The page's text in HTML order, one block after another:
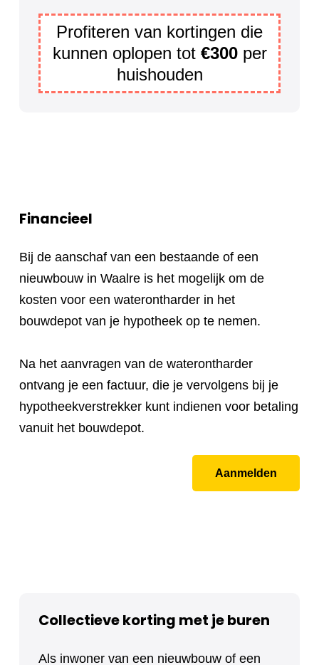
Profiteren van kortingen die
kunnen oplopen tot €300 per
huishouden
Financieel
Bij de aanschaf van een bestaande of een
nieuwbouw in Waalre is het mogelijk om de
kosten voor een waterontharder in het
bouwdepot van je hypotheek op te nemen.
Na het aanvragen van de waterontharder
ontvang je een factuur, die je vervolgens bij je
hypotheekverstrekker kunt indienen voor betaling
vanuit het bouwdepot.
Aanmelden
Collectieve korting met je buren
Als inwoner van een nieuwbouw of een